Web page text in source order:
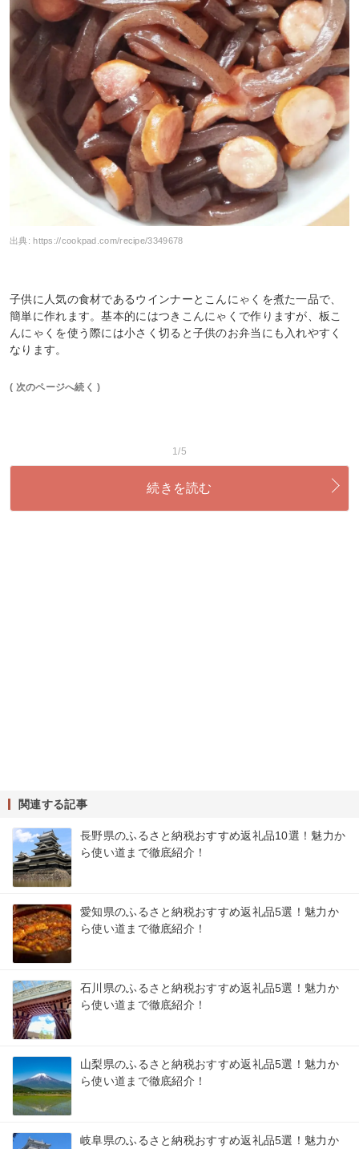
出典:https://cookpad.com/recipe/3349678
子供に人気の食材であるウインナーとこんにゃくを煮た一品で、
簡単に作れます。基本的にはつきこんにゃくで作りますが、板こ
んにゃくを使う際には小さく切ると子供のお弁当にも入れやすく
なります。
( 次のページへ続く )
1/5
続きを読む
関連する記事
長野県のふるさと納税おすすめ返礼品10選！魅力か
ら使い道まで徹底紹介！
愛知県のふるさと納税おすすめ返礼品5選！魅力か
ら使い道まで徹底紹介！
石川県のふるさと納税おすすめ返礼品5選！魅力か
ら使い道まで徹底紹介！
山梨県のふるさと納税おすすめ返礼品5選！魅力か
ら使い道まで徹底紹介！
岐阜県のふるさと納税おすすめ返礼品5選！魅力か